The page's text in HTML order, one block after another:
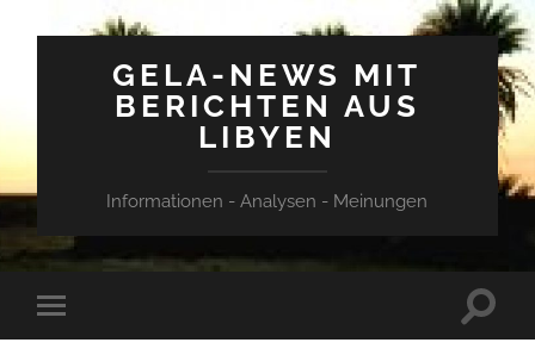
GELA-NEWS MIT
BERICHTEN AUS
LIBYEN
Informationen - Analysen - Meinungen
Mobile-
Menü